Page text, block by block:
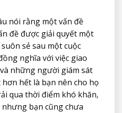
nói rằng một vấn đề
đề được giải quyết một
sẻ sau một cuộc
nghĩa với việc giao
những người giám sát
hết là bạn nên cho họ
qua thời điểm khó khăn,
bạn cũng chưa